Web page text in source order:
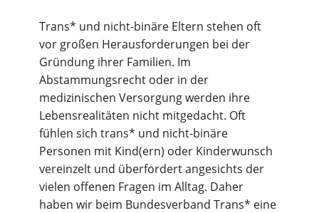
Trans* und nicht-binäre Eltern stehen oft
vor großen Herausforderungen bei der
Gründung ihrer Familien. Im
Abstammungsrecht oder in der
medizinischen Versorgung werden ihre
Lebensrealitäten nicht mitgedacht. Oft
fühlen sich trans* und nicht-binäre
Personen mit Kind(ern) oder Kinderwunsch
vereinzelt und überfordert angesichts der
vielen offenen Fragen im Alltag. Daher
haben wir beim Bundesverband Trans* eine